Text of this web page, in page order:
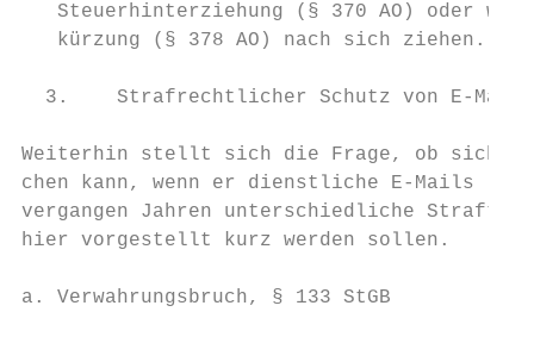
Steuerhinterziehung (§ 370 AO) oder
   kürzung (§ 378 AO) nach sich ziehen.
  3.    Strafrechtlicher Schutz von E-Mails
Weiterhin stellt sich die Frage, ob sich
chen kann, wenn er dienstliche E-Mails
vergangen Jahren unterschiedliche
hier vorgestellt kurz werden sollen.
a. Verwahrungsbruch, § 133 StGB